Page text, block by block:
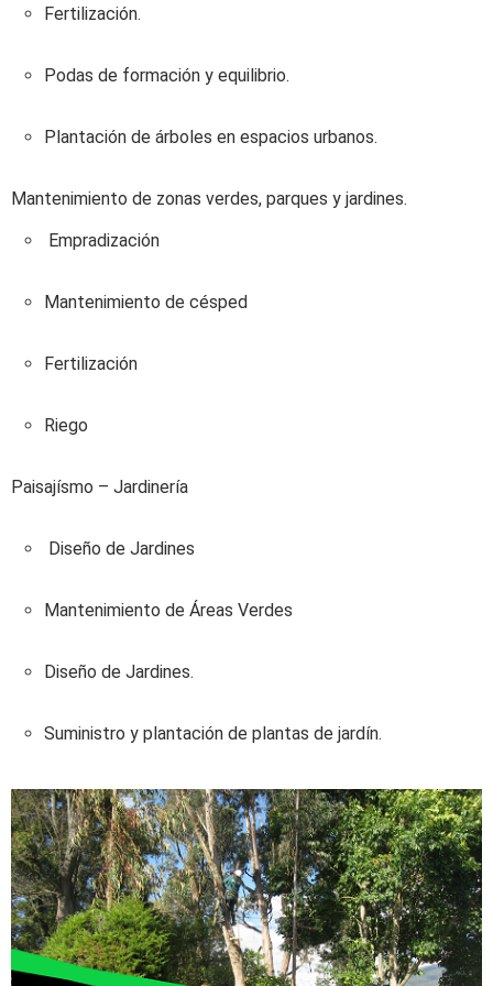
Fertilización.
Podas de formación y equilibrio.
Plantación de árboles en espacios urbanos.
Mantenimiento de zonas verdes, parques y jardines.
Empradización
Mantenimiento de césped
Fertilización
Riego
Paisajísmo – Jardinería
Diseño de Jardines
Mantenimiento de Áreas Verdes
Diseño de Jardines.
Suministro y plantación de plantas de jardín.